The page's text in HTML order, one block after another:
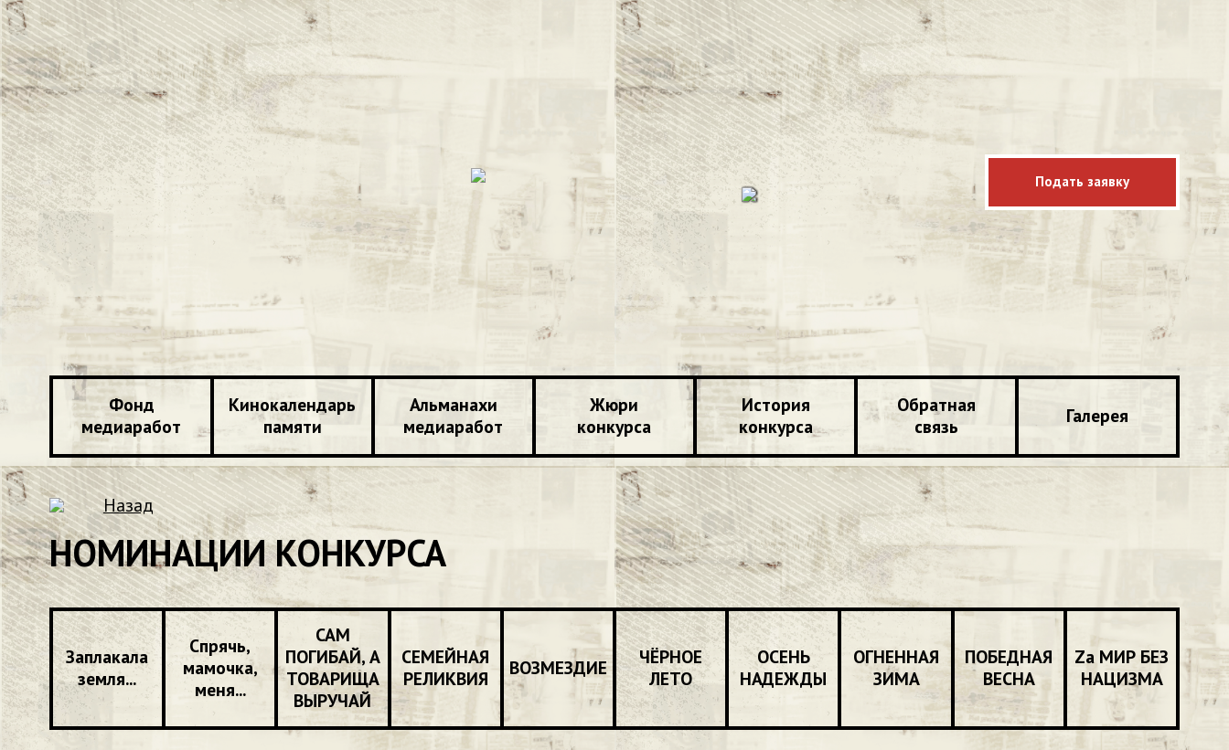
Подать заявку
Фонд
медиаработ
Кинокалендарь
памяти
Альманахи
медиаработ
Жюри
конкурса
История
конкурса
Обратная
связь
Галерея
Назад
НОМИНАЦИИ КОНКУРСА
Заплакала
земля...
Спрячь,
мамочка,
меня...
САМ
ПОГИБАЙ, А
ТОВАРИЩА
ВЫРУЧАЙ
СЕМЕЙНАЯ
РЕЛИКВИЯ
ВОЗМЕЗДИЕ
ЧЁРНОЕ
ЛЕТО
ОСЕНЬ
НАДЕЖДЫ
ОГНЕННАЯ
ЗИМА
ПОБЕДНАЯ
ВЕСНА
Zа МИР БЕЗ
НАЦИЗМА